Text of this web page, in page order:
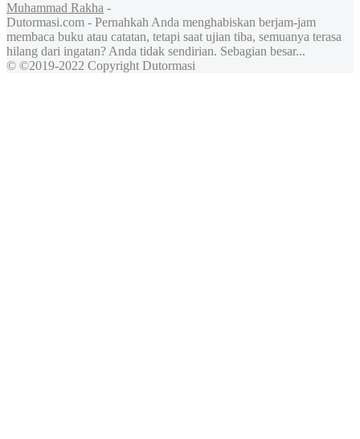
Muhammad Rakha -
Dutormasi.com - Pernahkah Anda menghabiskan berjam-jam
membaca buku atau catatan, tetapi saat ujian tiba, semuanya terasa
hilang dari ingatan? Anda tidak sendirian. Sebagian besar...
© ©2019-2022 Copyright Dutormasi